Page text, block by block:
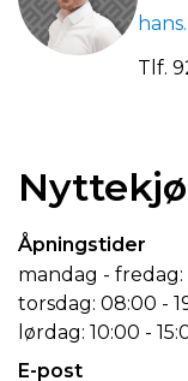
Tlf.
Åpningstider
mandag - fredag:
torsdag: 08:00 -
lørdag: 10:00 -
E-post